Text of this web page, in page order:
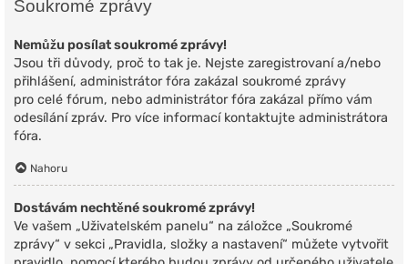
Soukromé zprávy
Nemůžu posílat soukromé zprávy!
Jsou tři důvody, proč to tak je. Nejste zaregistrovaní a/nebo
přihlášení, administrátor fóra zakázal soukromé zprávy
pro celé fórum, nebo administrátor fóra zakázal přímo vám
odesílání zpráv. Pro více informací kontaktujte administrátora
fóra.
Nahoru
Dostávám nechtěné soukromé zprávy!
Ve vašem „Uživatelském panelu“ na záložce „Soukromé
zprávy“ v sekci „Pravidla, složky a nastavení“ můžete vytvořit